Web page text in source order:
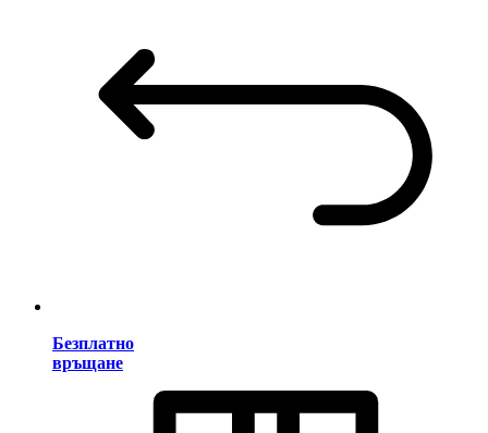
Безплатно
връщане